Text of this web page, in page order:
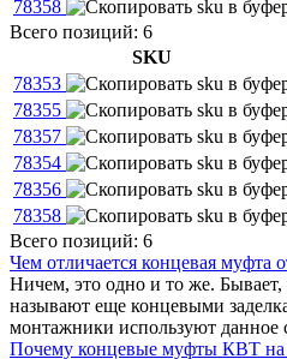
78358
Всего позиций: 6
SKU
78353
78355
78357
78354
78356
78358
Всего позиций: 6
Чем отличается концевая муфта
Ничем, это одно и то же.
называют еще концевыми
монтажники используют данное
Почему концевые муфты КВТ на